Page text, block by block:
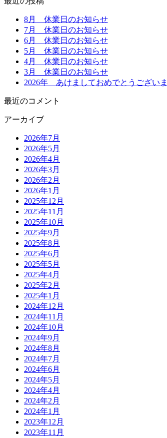
8月 休業日のお知らせ
7月 休業日のお知らせ
6月 休業日のお知らせ
5月 休業日のお知らせ
4月 休業日のお知らせ
3月 休業日のお知らせ
2026年 あけましておめでとうござい
最近のコメント
アーカイブ
2026年7月
2026年5月
2026年4月
2026年3月
2026年2月
2026年1月
2025年12月
2025年11月
2025年10月
2025年9月
2025年8月
2025年6月
2025年5月
2025年4月
2025年2月
2025年1月
2024年12月
2024年11月
2024年10月
2024年9月
2024年8月
2024年7月
2024年6月
2024年5月
2024年4月
2024年2月
2024年1月
2023年12月
2023年11月